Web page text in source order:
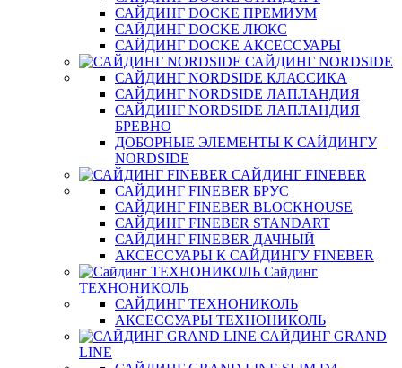
САЙДИНГ DOCKE ПРЕМИУМ
САЙДИНГ DOCKE ЛЮКС
САЙДИНГ DOCKE АКСЕССУАРЫ
САЙДИНГ NORDSIDE
САЙДИНГ NORDSIDE КЛАССИКА
САЙДИНГ NORDSIDE ЛАПЛАНДИЯ
САЙДИНГ NORDSIDE ЛАПЛАНДИЯ
БРЕВНО
ДОБОРНЫЕ ЭЛЕМЕНТЫ К САЙДИНГУ
NORDSIDE
САЙДИНГ FINEBER
САЙДИНГ FINEBER БРУС
САЙДИНГ FINEBER BLOCKHOUSE
САЙДИНГ FINEBER STANDART
САЙДИНГ FINEBER ДАЧНЫЙ
АКСЕССУАРЫ К САЙДИНГУ FINEBER
Сайдинг
ТЕХНОНИКОЛЬ
САЙДИНГ ТЕХНОНИКОЛЬ
АКСЕССУАРЫ ТЕХНОНИКОЛЬ
САЙДИНГ GRAND
LINE